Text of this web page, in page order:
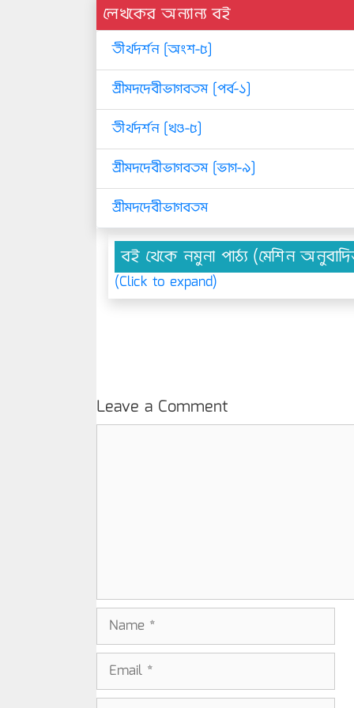
লেখকের অন্যান্য বই
তীর্থদর্শন [অংশ-৫]
শ্রীমদদেবীভাগবতম [পর্ব-১]
তীর্থদর্শন [খণ্ড-৫]
শ্রীমদদেবীভাগবতম [ভাগ-৯]
শ্রীমদদেবীভাগবতম
বই থেকে নমুনা পাঠ্য (মেশিন
(Click to expand)
Leave a Comment
Name
Email